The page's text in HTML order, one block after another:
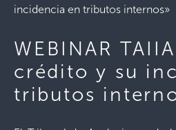
incidencia en tributos internos»
WEBINAR
crédito y su
tributos